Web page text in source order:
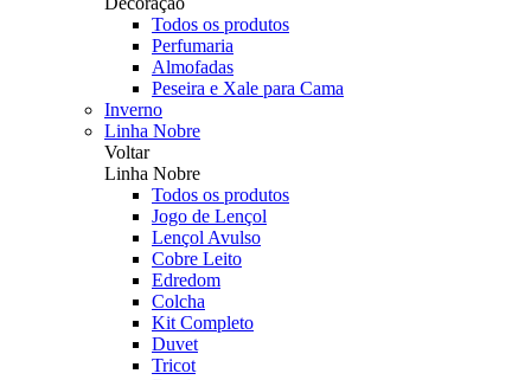
Todos os produtos
Perfumaria
Almofadas
Peseira e Xale para Cama
Inverno
Linha Nobre
Voltar
Linha Nobre
Todos os produtos
Jogo de Lençol
Lençol Avulso
Cobre Leito
Edredom
Colcha
Kit Completo
Duvet
Tricot